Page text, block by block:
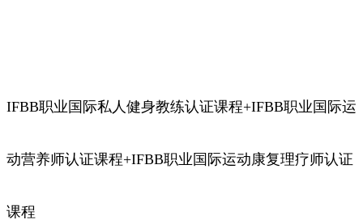
IFBB职业国际私人健身教练认证课程+IFBB职业国际运
动营养师认证课程+IFBB职业国际运动康复理疗师认证
课程